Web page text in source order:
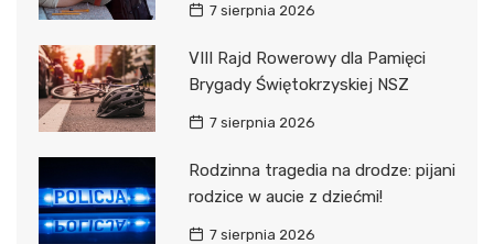
7 sierpnia 2026
VIII Rajd Rowerowy dla Pamięci
Brygady Świętokrzyskiej NSZ
7 sierpnia 2026
Rodzinna tragedia na drodze: pijani
rodzice w aucie z dziećmi!
7 sierpnia 2026